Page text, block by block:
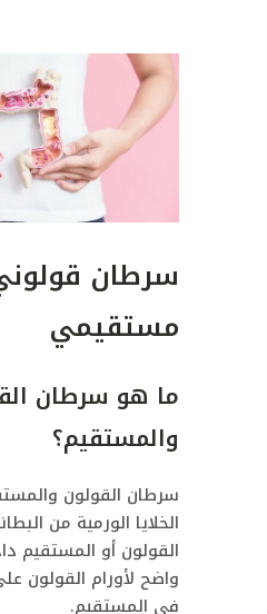
سرطان
مستقيمي
ما هو سرطان
والمستقيم؟
سرطان القولون
الخلايا الورمية من
القولون أو المستقيم
واضح لأورام القولون
في المستقيم.